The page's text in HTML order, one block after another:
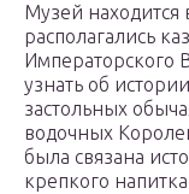
Музей
располагались
Императорского
узнать об
застольных
водочных
была связана
крепкого